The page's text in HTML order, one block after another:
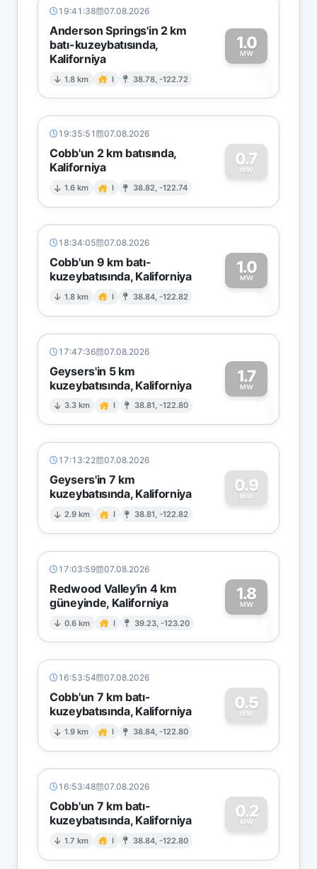
19:41:38 07.08.2026
Anderson Springs'in 2 km
batı-kuzeybatısında,
Kaliforniya
1.8 km I 38.78, -122.72
1.0
MW
1
19:35:51 07.08.2026
Cobb'un 2 km batısında,
Kaliforniya
1.6 km I 38.82, -122.74
0.7
MW
0
18:34:05 07.08.2026
Cobb'un 9 km batı-
kuzeybatısında, Kaliforniya
1.8 km I 38.84, -122.82
1.0
MW1
17:47:36 07.08.2026
Geysers'in 5 km
kuzeybatısında, Kaliforniya
3.3 km I 38.81, -122.80
1.7
MW1
17:13:22 07.08.2026
Geysers'in 7 km
kuzeybatısında, Kaliforniya
2.9 km I 38.81, -122.82
0.9
MW
0
17:03:59 07.08.2026
Redwood Valley'in 4 km
güneyinde, Kaliforniya
0.6 km I 39.23, -123.20
1.8
MW1
16:53:54 07.08.2026
Cobb'un 7 km batı-
kuzeybatısında, Kaliforniya
1.9 km I 38.84, -122.80
0.5
MW
0
16:53:48 07.08.2026
Cobb'un 7 km batı-
kuzeybatısında, Kaliforniya
1.7 km I 38.84, -122.80
0.2
MW
0